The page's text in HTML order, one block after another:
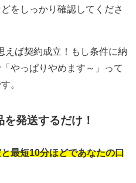
をしっかり確認してくださ
えば契約成立！もし条件に納
やっぱりやめます～」って
。
発送するだけ！
最短10分ほどであなたの口